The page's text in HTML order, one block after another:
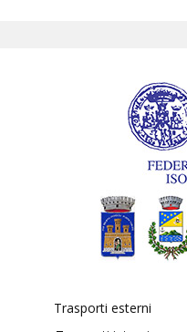
Trasporti esterni